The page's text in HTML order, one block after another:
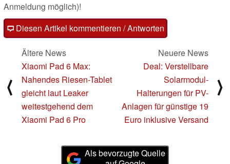
Anmeldung möglich)!
Diesen Artikel kommentieren / Antworten
⟨
Ältere News
Xiaomi Pad 6 Max:
Nahendes Riesen-Tablet
gleicht laut Leaker
weitestgehend dem
Xiaomi Pad 6 Pro
Neuere News
Deal: Verstellbare
Solarmodul-
Halterungen für PV-
Anlagen für günstige 19
Euro inklusive Versand
⟩
Als bevorzugte Quelle